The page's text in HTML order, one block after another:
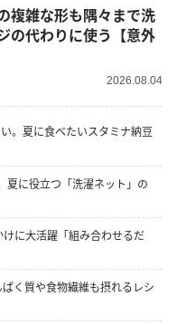
複雑な形も隅々まで洗
の代わりに使う【意外
2026.08.04
。夏に食べたいスタミナ納豆
夏に役立つ「洗濯ネット」の
に大活躍「組み合わせるだ
く質や食物繊維も摂れるレシ